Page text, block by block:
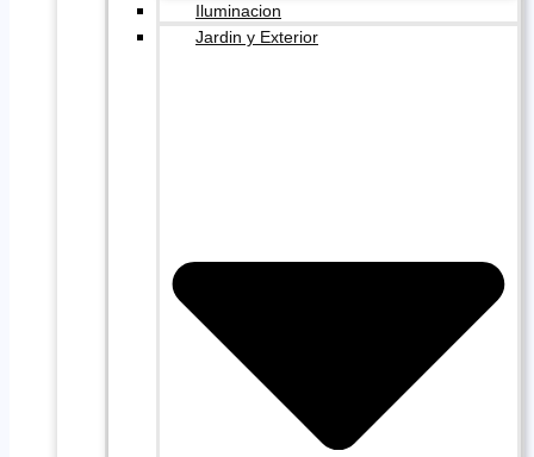
Iluminacion
Jardin y Exterior